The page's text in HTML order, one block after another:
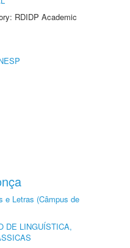
RDIDP Academic
e Letras (Câmpus de
DE LINGUÍSTICA,